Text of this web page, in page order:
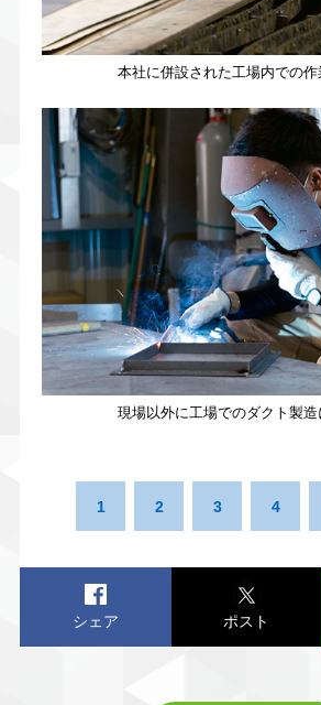
本社に併設された工場内での
現場以外に工場でのダクト製
1 2 3 4
シェア ポスト